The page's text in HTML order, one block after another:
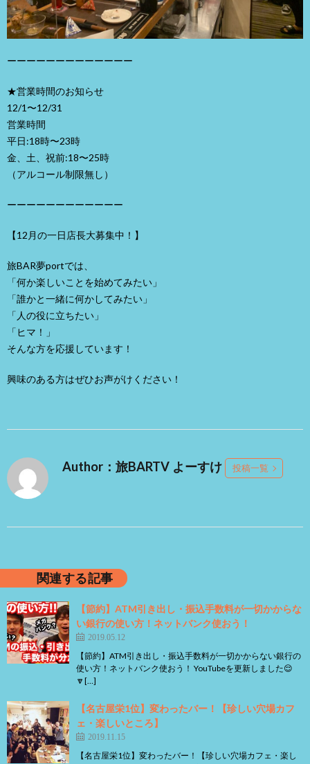
ーーーーーーーーーーーーー
★営業時間のお知らせ
12/1〜12/31
営業時間
平日:18時〜23時
金、土、祝前:18〜25時
（アルコール制限無し）
ーーーーーーーーーーーー
【12月の一日店長大募集中！】
旅BAR夢portでは、
「何か楽しいことを始めてみたい」
「誰かと一緒に何かしてみたい」
「人の役に立ちたい」
「ヒマ！」
そんな方を応援しています！
興味のある方はぜひお声がけください！
Author：旅BARTV よーすけ 投稿一覧
関連する記事
【節約】ATM引き出し・振込手数料が一切かからな
い銀行の使い方！ネットバンク使おう！
2019.05.12
【節約】ATM引き出し・振込手数料が一切かからない銀行の
使い方！ネットバンク使おう！ YouTubeを更新しました😌
🔽[…]
【名古屋栄1位】変わったバー！【珍しい穴場カフ
ェ・楽しいところ】
2019.11.15
【名古屋栄1位】変わったバー！【珍しい穴場カフェ・楽し